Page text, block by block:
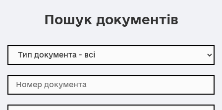
Пошук документів